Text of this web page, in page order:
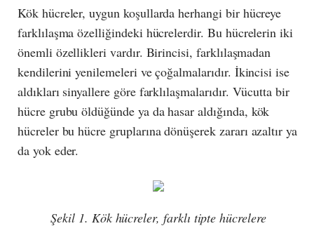
Kök hücreler, uygun koşullarda herhangi bir hücreye
farklılaşma özelliğindeki hücrelerdir. Bu hücrelerin iki
önemli özellikleri vardır. Birincisi, farklılaşmadan
kendilerini yenilemeleri ve çoğalmalarıdır. İkincisi ise
aldıkları sinyallere göre farklılaşmalarıdır. Vücutta bir
hücre grubu öldüğünde ya da hasar aldığında, kök
hücreler bu hücre gruplarına dönüşerek zararı azaltır ya
da yok eder.
Şekil 1. Kök hücreler, farklı tipte hücrelere